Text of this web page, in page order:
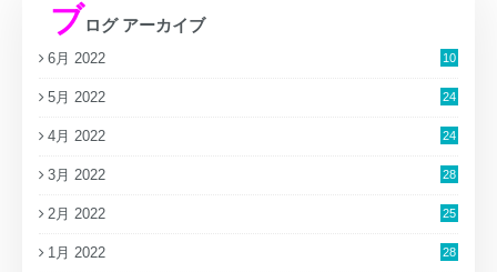
ブログ アーカイブ
6月 2022 10
5月 2022 24
4月 2022 24
3月 2022 28
2月 2022 25
1月 2022 28